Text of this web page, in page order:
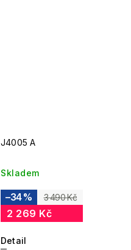
J4005 A
Skladem
3 490 Kč
–34 %
2 269 Kč
Detail